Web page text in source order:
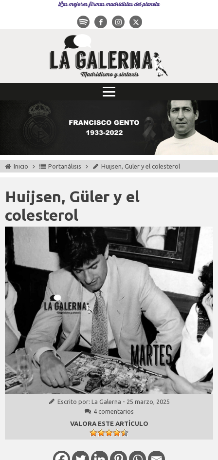
Las mejores firmas madridistas del planeta
Inicio Portanálisis Huijsen, Güler y el colesterol
Huijsen, Güler y el
colesterol
Escrito por: La Galerna - 25 marzo, 2025
4 comentarios
VALORA ESTE ARTÍCULO